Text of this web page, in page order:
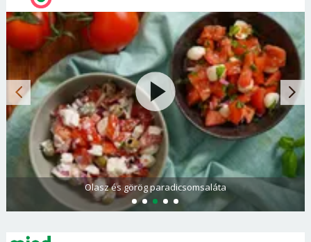
Olasz és görög paradicsomsaláta